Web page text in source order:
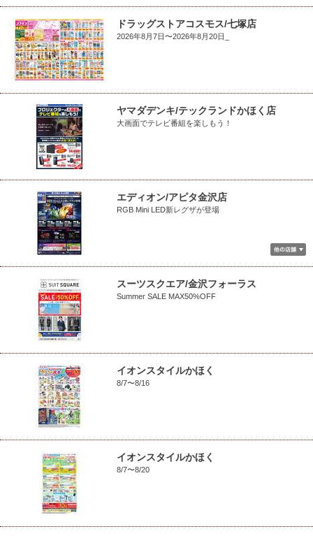
ドラッグストアコスモス/七塚店
2026年8月7日〜2026年8月20日_
ヤマダデンキ/テックランドかほく店
大画面でテレビ番組を楽しもう！
エディオン/アピタ金沢店
RGB Mini LED新レグザが登場
スーツスクエア/金沢フォーラス
Summer SALE MAX50%OFF
イオンスタイルかほく
8/7〜8/16
イオンスタイルかほく
8/7〜8/20